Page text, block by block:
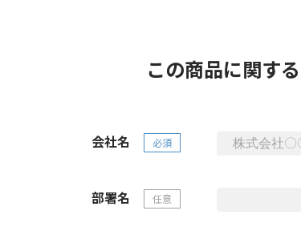
この商品に関する
会社名 必須
部署名 任意